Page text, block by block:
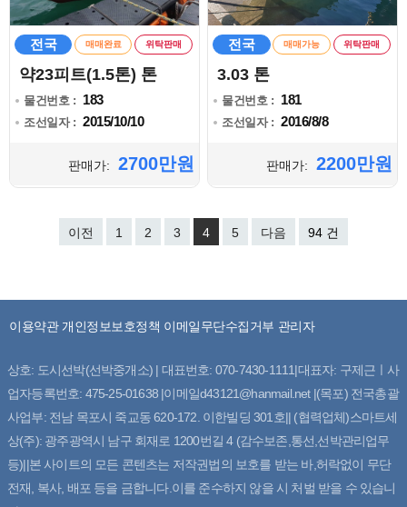
전국 매매완료 위탁판매
약23피트(1.5톤) 톤
물건번호 : 183
조선일자 : 2015/10/10
판매가: 2700만원
전국 매매가능 위탁판매
3.03 톤
물건번호 : 181
조선일자 : 2016/8/8
판매가: 2200만원
이전 1 2 3 4 5 다음 94 건
이용약관 개인정보보호정책 이메일무단수집거부 관리자
상호: 도시선박(선박중개소) | 대표번호: 070-7430-1111|대표자: 구제근ㅣ사
업자등록번호: 475-25-01638 |이메일d43121@hanmail.net |(목포) 전국총괄
사업부: 전남 목포시 죽교동 620-172. 이한빌딩 301호|| (협력업체)스마트세
상(주): 광주광역시 남구 회재로 1200번길 4 (감수보존,통선,선박관리업무
등)||본 사이트의 모든 콘텐츠는 저작권법의 보호를 받는 바,허락없이 무단
전재, 복사, 배포 등을 금합니다.이를 준수하지 않을 시 처벌 받을 수 있습니